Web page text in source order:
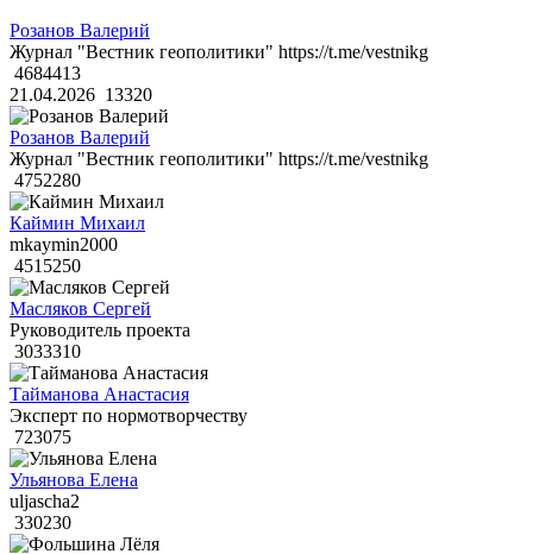
Розанов Валерий
Журнал "Вестник геополитики" https://t.me/vestnikg
4684413
21.04.2026 13320
Розанов Валерий
Журнал "Вестник геополитики" https://t.me/vestnikg
4752280
Каймин Михаил
mkaymin2000
4515250
Масляков Сергей
Руководитель проекта
3033310
Тайманова Анастасия
Эксперт по нормотворчеству
723075
Ульянова Елена
uljascha2
330230